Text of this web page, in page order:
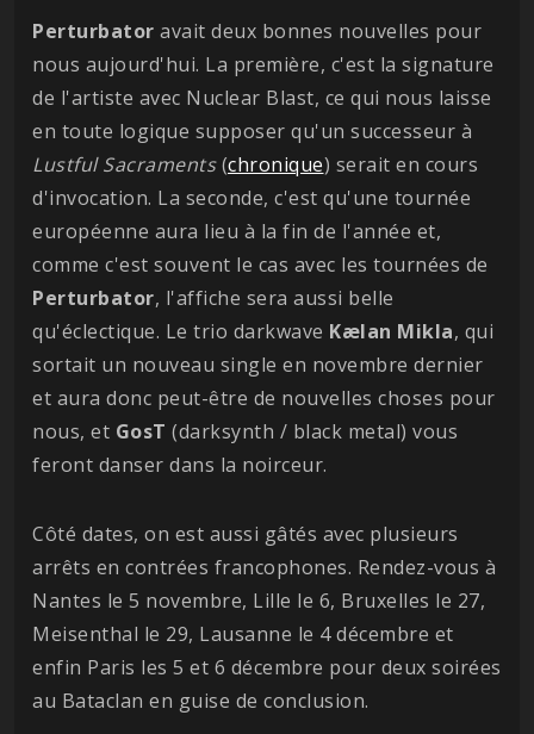
Perturbator avait deux bonnes nouvelles pour
nous aujourd'hui. La première, c'est la signature
de l'artiste avec Nuclear Blast, ce qui nous laisse
en toute logique supposer qu'un successeur à
Lustful Sacraments(chronique) serait en cours
d'invocation. La seconde, c'est qu'une tournée
européenne aura lieu à la fin de l'année et,
comme c'est souvent le cas avec les tournées de
Perturbator, l'affiche sera aussi belle
qu'éclectique. Le trio darkwave Kælan Mikla, qui
sortait un nouveau single en novembre dernier
et aura donc peut-être de nouvelles choses pour
nous, et GosT (darksynth / black metal) vous
feront danser dans la noirceur.
Côté dates, on est aussi gâtés avec plusieurs
arrêts en contrées francophones. Rendez-vous à
Nantes le 5 novembre, Lille le 6, Bruxelles le 27,
Meisenthal le 29, Lausanne le 4 décembre et
enfin Paris les 5 et 6 décembre pour deux soirées
au Bataclan en guise de conclusion.